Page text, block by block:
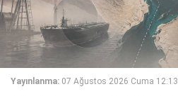
Yayınlanma: 07 Ağustos 2026 Cuma 12:13